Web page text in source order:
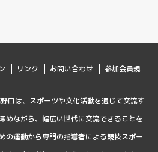
リンク お問い合わせ
参加会員規
口は、スポーツや文化活動を通じて交流す
めながら、幅広い世代に交流できることを
の運動から専門の指導者による競技スポー